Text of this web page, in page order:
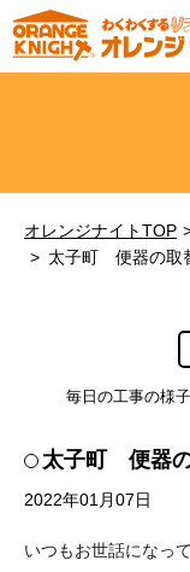
オレンジナイトTOP
太子町 便器の取
毎日の工事の様
太子町 便器
2022年01月07日
いつもお世話になっ